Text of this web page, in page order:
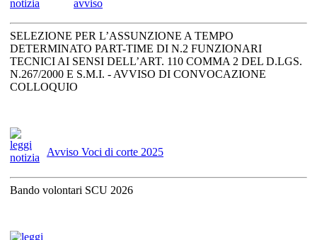
avviso
SELEZIONE PER L’ASSUNZIONE A TEMPO
DETERMINATO PART-TIME DI N.2 FUNZIONARI
TECNICI AI SENSI DELL’ART. 110 COMMA 2 DEL D.LGS.
N.267/2000 E S.M.I. - AVVISO DI CONVOCAZIONE
COLLOQUIO
Avviso Voci di corte 2025
Bando volontari SCU 2026